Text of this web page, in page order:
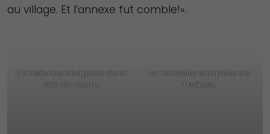
au village. Et l’annexe fut comble!».
L’ancienne chapelle de la
Grand-Cour.
La nouvelle chapelle de
Troinex.